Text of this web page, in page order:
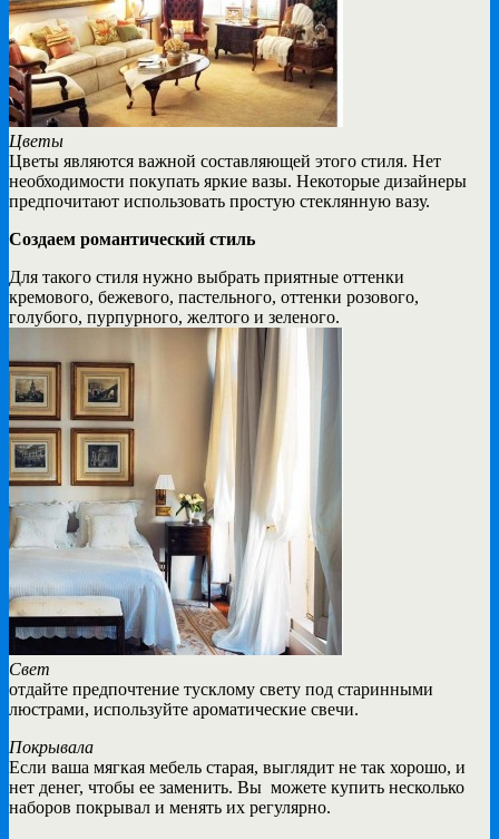
Цветы
Цветы являются важной составляющей этого стиля. Нет
необходимости покупать яркие вазы. Некоторые дизайнеры
предпочитают использовать простую стеклянную вазу.
Создаем романтический стиль
Для такого стиля нужно выбрать приятные оттенки
кремового, бежевого, пастельного, оттенки розового,
голубого, пурпурного, желтого и зеленого.
Свет
отдайте предпочтение тусклому свету под старинными
люстрами, используйте ароматические свечи.
Покрывала
Если ваша мягкая мебель старая, выглядит не так хорошо, и
нет денег, чтобы ее заменить. Вы можете купить несколько
наборов покрывал и менять их регулярно.